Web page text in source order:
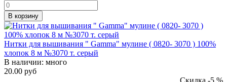
В корзину
Нитки для вышивания " Gamma" мулине ( 0820- 3070 ) 100%
хлопок 8 м №3070 т. серый
В наличии: много
20.00 руб
Скидка -5 %